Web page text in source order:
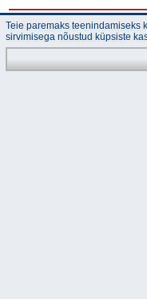
© "Akvedukt OÜ" 2026
kohustuslik kasutada viidet
Teie paremaks teenindamiseks
sirvimisega nõustud küpsiste